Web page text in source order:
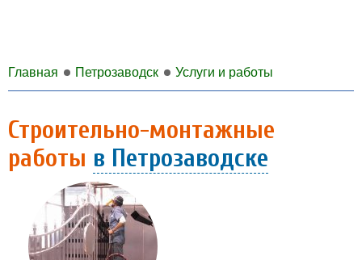
Главная Петрозаводск Услуги и работы
Строительно-монтажные
работы в Петрозаводске